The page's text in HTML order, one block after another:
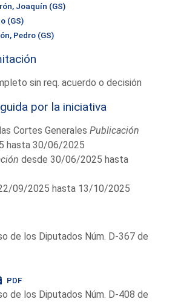
Joaquín (GS)
(GS)
Pedro (GS)
sin req. acuerdo o decisión
por la iniciativa
Cortes GeneralesPublicación
hasta 30/06/2025
desde 30/06/2025 hasta
09/2025 hasta 13/10/2025
de los Diputados Núm. D-367 de
PDF
de los Diputados Núm. D-408 de